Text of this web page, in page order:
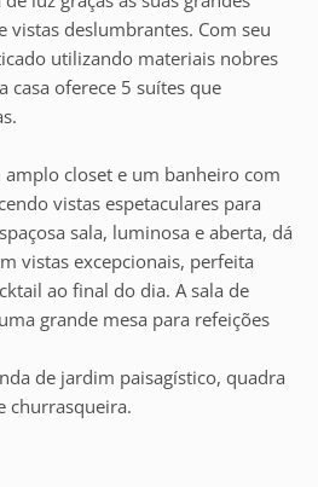
vistas deslumbrantes. Com seu
utilizando materiais nobres
casa oferece 5 suítes que
closet e um banheiro com
vistas espetaculares para
sala, luminosa e aberta, dá
vistas excepcionais, perfeita
ao final do dia. A sala de
grande mesa para refeições
de jardim paisagístico, quadra
churrasqueira.